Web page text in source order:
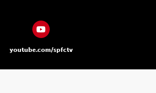
youtube.com/spfctv